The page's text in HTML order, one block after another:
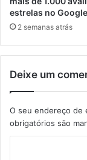
estrelas no Google
2 semanas atrás
Deixe um
O seu endereço de
obrigatórios são